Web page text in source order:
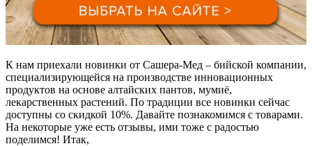
К нам приехали новинки от Сашера-Мед – бийской компании,
специализирующейся на производстве инновационных
продуктов на основе алтайских пантов, мумиё,
лекарственных растений. По традиции все новинки сейчас
доступны со скидкой 10%. Давайте познакомимся с товарами.
На некоторые уже есть отзывы, ими тоже с радостью
поделимся! Итак,